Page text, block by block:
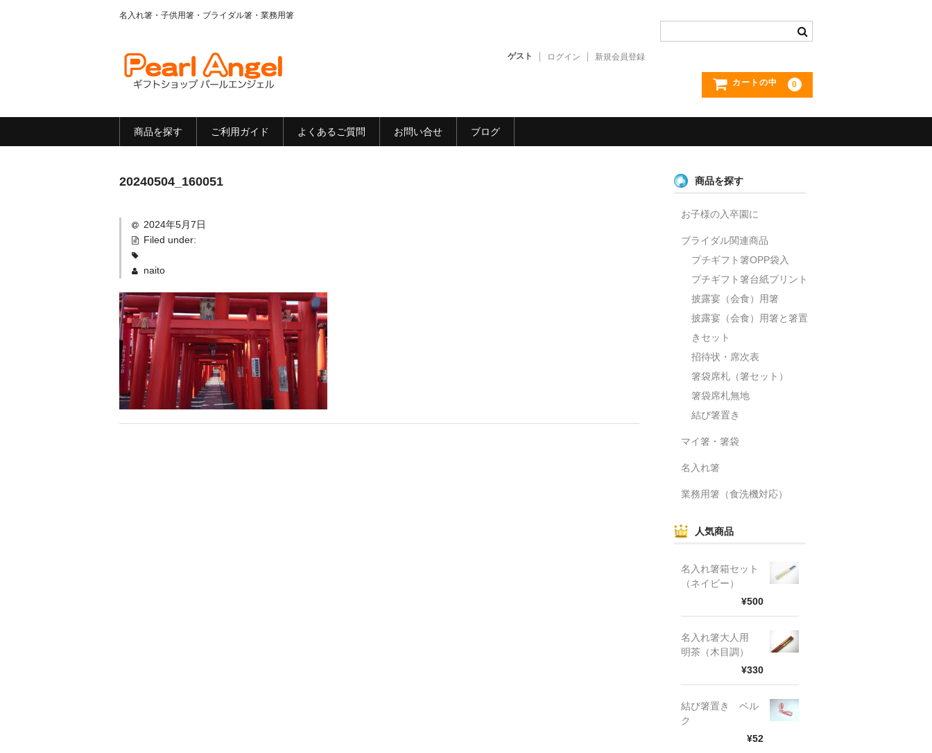
名入れ箸・子供用箸・ブライダル箸・業務用箸
ゲスト ログイン 新規会員登録
カートの中 0
商品を探す ご利用ガイド よくあるご質問 お問い合せ ブログ
20240504_160051
2024年5月7日
Filed under:
naito
商品を探す
お子様の入卒園に
ブライダル関連商品
プチギフト箸OPP袋入
プチギフト箸台紙プリント
披露宴（会食）用箸
披露宴（会食）用箸と箸置
きセット
招待状・席次表
箸袋席札（箸セット）
箸袋席札無地
結び箸置き
マイ箸・箸袋
名入れ箸
業務用箸（食洗機対応）
人気商品
名入れ箸箱セット
（ネイビー）
¥500
名入れ箸大人用
明茶（木目調）
¥330
結び箸置き ベル
ク
¥52